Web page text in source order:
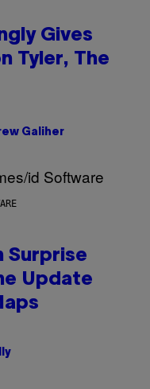
Gives
Tyler, The
Galiher
Surprise
Update